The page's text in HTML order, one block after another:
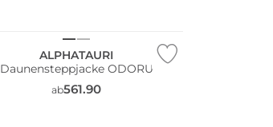
ALPHATAURI
Daunensteppjacke ODORU
ab561.90